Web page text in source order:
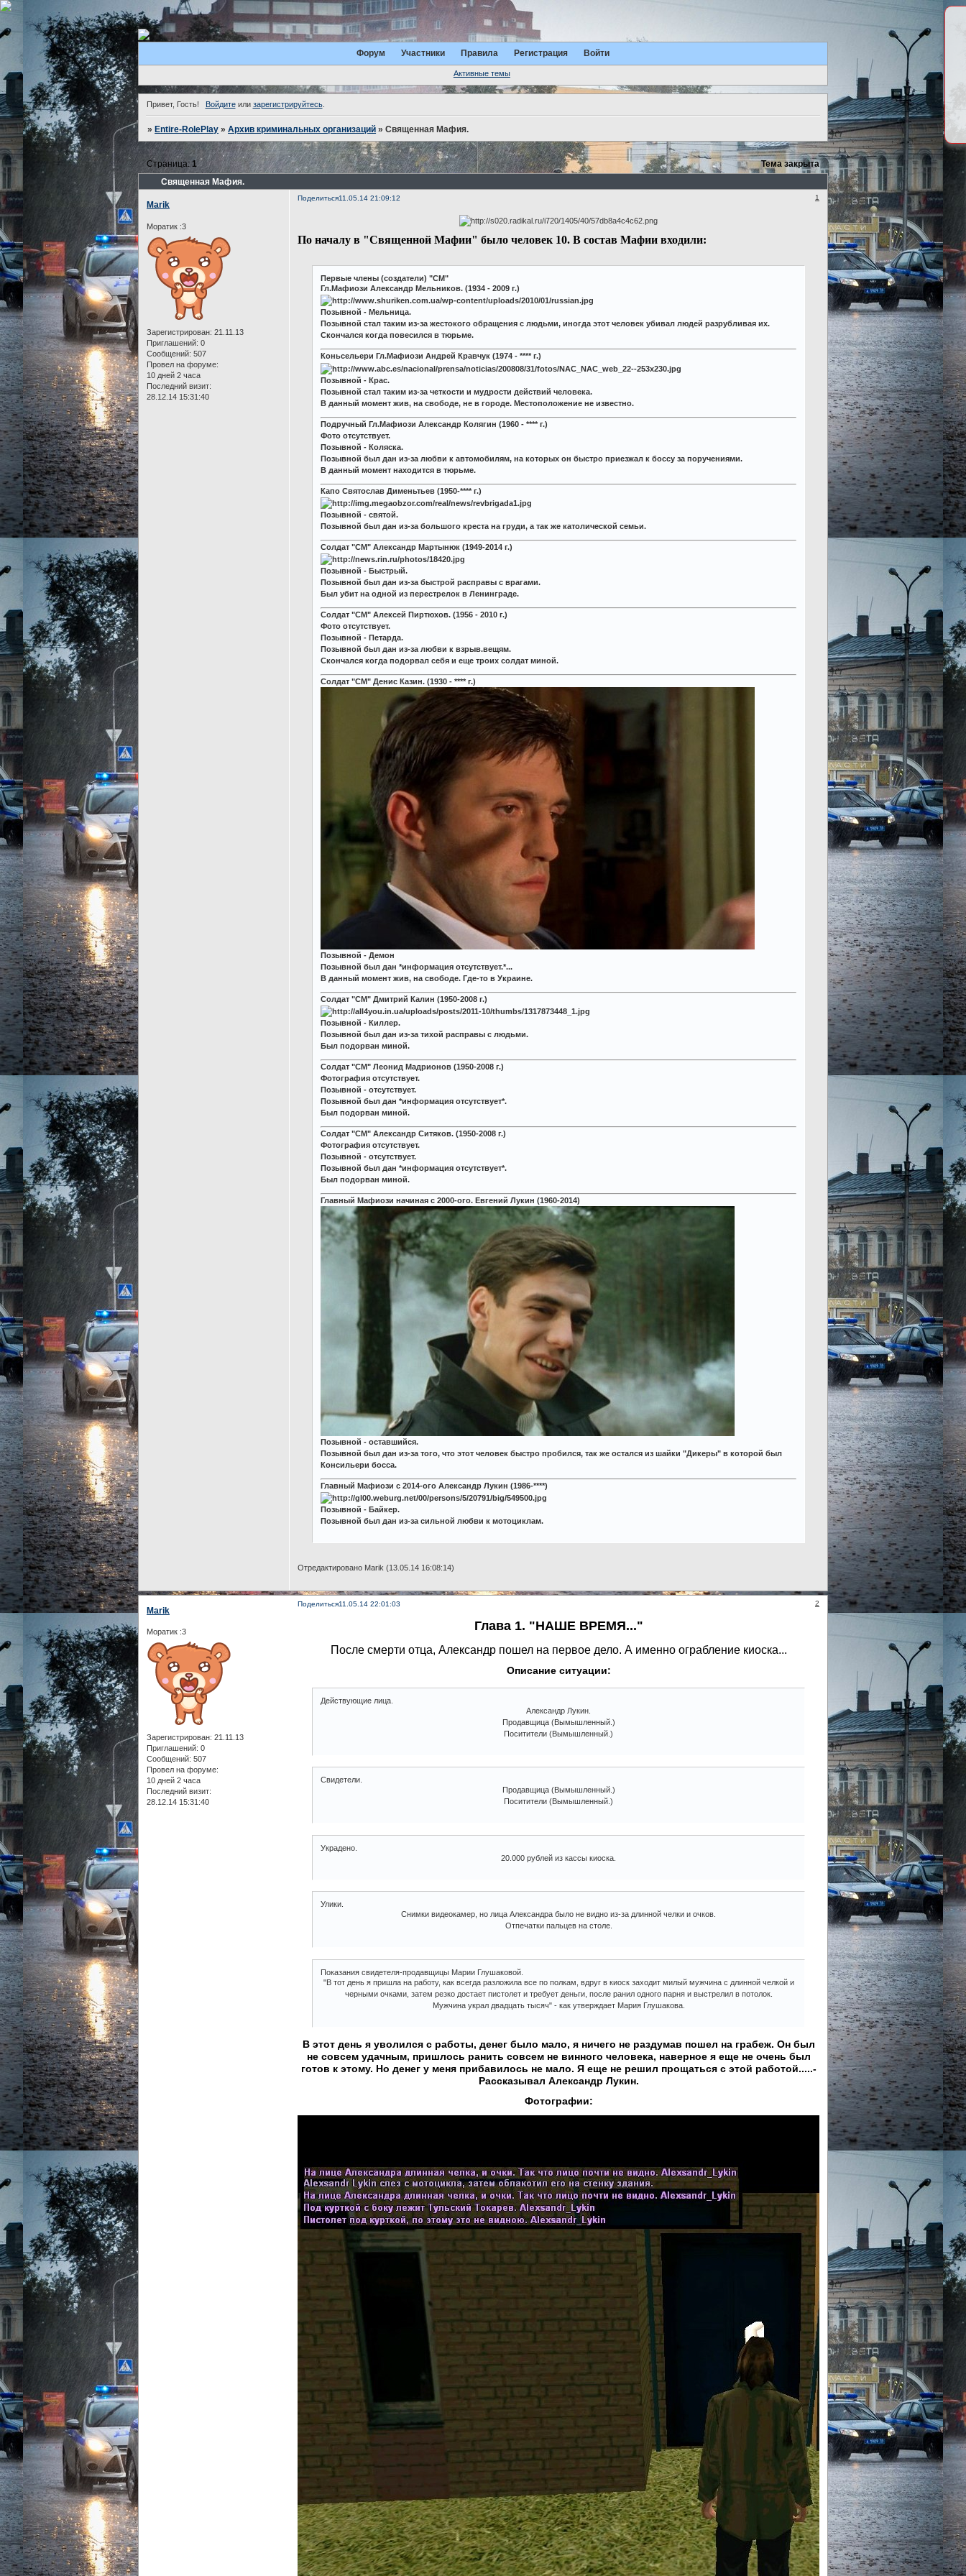
Форум Участники Правила Регистрация Войти
Активные темы
Привет, Гость! Войдитеили зарегистрируйтесь.
»Entire-RolePlay »Архив криминальных организаций »Священная Мафия.
Священная Мафия.
Страница:1 Тема закрыта
Поделиться 1
11.05.14 21:09:12
Marik
Моратик :3
Зарегистрирован: 21.11.13
Приглашений: 0
Сообщений: 507
Провел на форуме:
10 дней 2 часа
Последний визит:
28.12.14 15:31:40
По началу в "Священной Мафии" было человек 10. В состав Мафии входили:
Первые члены (создатели) "СМ"
Гл.Мафиози Александр Мельников. (1934 - 2009 г.)
Позывной - Мельница.
Позывной стал таким из-за жестокого обращения с людьми, иногда этот человек убивал людей разрубливая их.
Скончался когда повесился в тюрьме.
Коньсельери Гл.Мафиози Андрей Кравчук (1974 - **** г.)
Позывной - Крас.
Позывной стал таким из-за четкости и мудрости действий человека.
В данный момент жив, на свободе, не в городе. Местоположение не известно.
Подручный Гл.Мафиози Александр Колягин (1960 - **** г.)
Фото отсутствует.
Позывной - Коляска.
Позывной был дан из-за любви к автомобилям, на которых он быстро приезжал к боссу за поручениями.
В данный момент находится в тюрьме.
Капо Cвятослав Дименьтьев (1950-**** г.)
Позывной - святой.
Позывной был дан из-за большого креста на груди, а так же католической семьи.
Солдат "СМ" Александр Мартынюк (1949-2014 г.)
Позывной - Быстрый.
Позывной был дан из-за быстрой расправы с врагами.
Был убит на одной из перестрелок в Ленинграде.
Солдат "СМ" Алексей Пиртюхов. (1956 - 2010 г.)
Фото отсутствует.
Позывной - Петарда.
Позывной был дан из-за любви к взрыв.вещям.
Скончался когда подорвал себя и еще троих солдат миной.
Солдат "СМ" Денис Казин. (1930 - **** г.)
Позывной - Демон
Позывной был дан *информация отсутствует.*...
В данный момент жив, на свободе. Где-то в Украине.
Солдат "СМ" Дмитрий Калин (1950-2008 г.)
Позывной - Киллер.
Позывной был дан из-за тихой расправы с людьми.
Был подорван миной.
Солдат "СМ" Леонид Мадрионов (1950-2008 г.)
Фотография отсутствует.
Позывной - отсутствует.
Позывной был дан *информация отсутствует*.
Был подорван миной.
Солдат "СМ" Александр Ситяков. (1950-2008 г.)
Фотография отсутствует.
Позывной - отсутствует.
Позывной был дан *информация отсутствует*.
Был подорван миной.
Главный Мафиози начиная с 2000-ого. Евгений Лукин (1960-2014)
Позывной - оставшийся.
Позывной был дан из-за того, что этот человек быстро пробился, так же остался из шайки "Дикеры" в которой был
Консильери босса.
Главный Мафиози с 2014-ого Александр Лукин (1986-****)
Позывной - Байкер.
Позывной был дан из-за сильной любви к мотоциклам.
Отредактировано Marik (13.05.14 16:08:14)
Поделиться 2
11.05.14 22:01:03
Marik
Моратик :3
Зарегистрирован: 21.11.13
Приглашений: 0
Сообщений: 507
Провел на форуме:
10 дней 2 часа
Последний визит:
28.12.14 15:31:40
Глава 1. "НАШЕ ВРЕМЯ..."
После смерти отца, Александр пошел на первое дело. А именно ограбление киоска...
Описание ситуации:
Действующие лица.
Александр Лукин.
Продавщица (Вымышленный.)
Поситители (Вымышленный.)
Свидетели.
Продавщица (Вымышленный.)
Поситители (Вымышленный.)
Украдено.
20.000 рублей из кассы киоска.
Улики.
Снимки видеокамер, но лица Александра было не видно из-за длинной челки и очков.
Отпечатки пальцев на столе.
Показания свидетеля-продавщицы Марии Глушаковой.
"В тот день я пришла на работу, как всегда разложила все по полкам, вдруг в киоск заходит милый мужчина с длинной челкой и
черными очками, затем резко достает пистолет и требует деньги, после ранил одного парня и выстрелил в потолок.
Мужчина украл двадцать тысяч" - как утверждает Мария Глушакова.
В этот день я уволился с работы, денег было мало, я ничего не раздумав пошел на грабеж. Он был
не совсем удачным, пришлось ранить совсем не винного человека, наверное я еще не очень был
готов к этому. Но денег у меня прибавилось не мало. Я еще не решил прощаться с этой работой.....-
Рассказывал Александр Лукин.
Фотографии: